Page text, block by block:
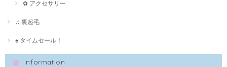
✿ アクセサリー
♫ 裏起毛
♠ タイムセール！
Information